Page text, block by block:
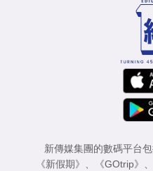
新傳媒集團的數碼平台
《新假期》 、 《GOtrip》 、